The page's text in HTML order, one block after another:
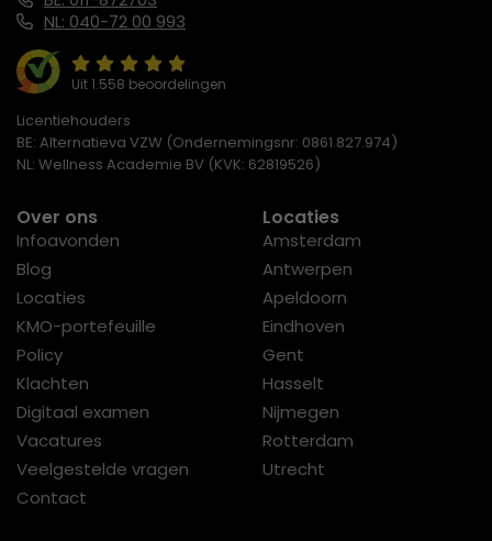
NL: 040-72 00 993
Uit 1.558 beoordelingen
Licentiehouders
BE: Alternatieva VZW (Ondernemingsnr: 0861.827.974)
NL: Wellness Academie BV (KVK: 62819526)
Over ons
Infoavonden
Blog
Locaties
KMO-portefeuille
Policy
Klachten
Digitaal examen
Vacatures
Veelgestelde vragen
Contact
Locaties
Amsterdam
Antwerpen
Apeldoorn
Eindhoven
Gent
Hasselt
Nijmegen
Rotterdam
Utrecht